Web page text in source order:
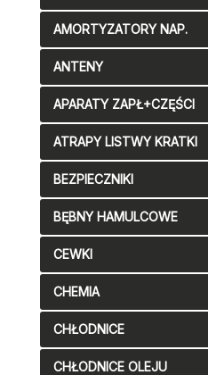
AMORTYZATORY NAP.
ANTENY
APARATY ZAPŁ+CZĘŚCI
ATRAPY LISTWY KRATKI
BEZPIECZNIKI
BĘBNY HAMULCOWE
CEWKI
CHEMIA
CHŁODNICE
CHŁODNICE OLEJU